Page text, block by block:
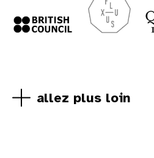
allez plus loin